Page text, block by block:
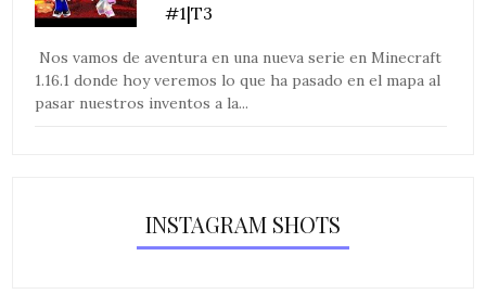
#1|T3
Nos vamos de aventura en una nueva serie en Minecraft
1.16.1 donde hoy veremos lo que ha pasado en el mapa al
pasar nuestros inventos a la...
INSTAGRAM SHOTS